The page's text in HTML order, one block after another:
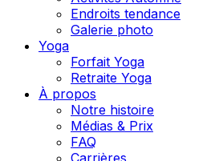
Endroits tendance
Galerie photo
Yoga
Forfait Yoga
Retraite Yoga
À propos
Notre histoire
Médias & Prix
FAQ
Carrières